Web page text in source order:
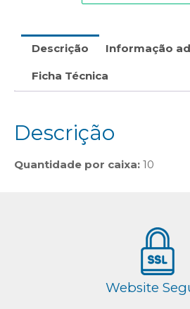
Descrição Informação
Ficha Técnica
Descrição
Quantidade por caixa: 10
Website